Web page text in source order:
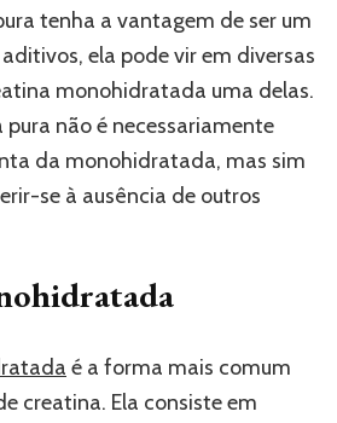
tenha a vantagem de ser um
ela pode vir em diversas
monohidratada uma delas.
não é necessariamente
da monohidratada, mas sim
se à ausência de outros
é a forma mais comum
creatina. Ela consiste em